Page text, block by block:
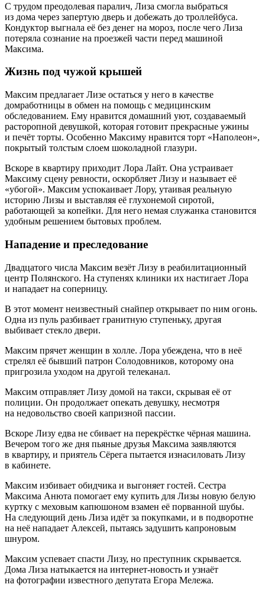
С трудом преодолевая паралич, Лиза смогла выбраться
из дома через запертую дверь и добежать до троллейбуса.
Кондуктор выгнала её без денег на мороз, после чего Лиза
потеряла сознание на проезжей части перед машиной
Максима.
Жизнь под чужой крышей
Максим предлагает Лизе остаться у него в качестве
домработницы в обмен на помощь с медицинским
обследованием. Ему нравится домашний уют, создаваемый
расторопной девушкой, которая готовит прекрасные ужины
и печёт торты. Особенно Максиму нравится торт «Наполеон»,
покрытый толстым слоем шоколадной глазури.
Вскоре в квартиру приходит Лора Лайт. Она устраивает
Максиму сцену ревности, оскорбляет Лизу и называет её
«убогой». Максим успокаивает Лору, утаивая реальную
историю Лизы и выставляя её глухонемой сиротой,
работающей за копейки. Для него немая служанка становится
удобным решением бытовых проблем.
Нападение и преследование
Двадцатого числа Максим везёт Лизу в реабилитационный
центр Полянского. На ступенях клиники их настигает Лора
и нападает на соперницу.
В этот момент неизвестный снайпер открывает по ним огонь.
Одна из пуль разбивает гранитную ступеньку, другая
выбивает стекло двери.
Максим прячет женщин в холле. Лора убеждена, что в неё
стрелял её бывший патрон Солодовников, которому она
пригрозила уходом на другой телеканал.
Максим отправляет Лизу домой на такси, скрывая её от
полиции. Он продолжает опекать девушку, несмотря
на недовольство своей капризной пассии.
Вскоре Лизу едва не сбивает на перекрёстке чёрная машина.
Вечером того же дня пьяные друзья Максима заявляются
в квартиру, и приятель Сёрега пытается изнасиловать Лизу
в кабинете.
Максим избивает обидчика и выгоняет гостей. Сестра
Максима Анюта помогает ему купить для Лизы новую белую
куртку с меховым капюшоном взамен её порванной шубы.
На следующий день Лиза идёт за покупками, и в подворотне
на неё нападает Алексей, пытаясь задушить капроновым
шнуром.
Максим успевает спасти Лизу, но преступник скрывается.
Дома Лиза натыкается на интернет-новость и узнаёт
на фотографии известного депутата Егора Мележа.